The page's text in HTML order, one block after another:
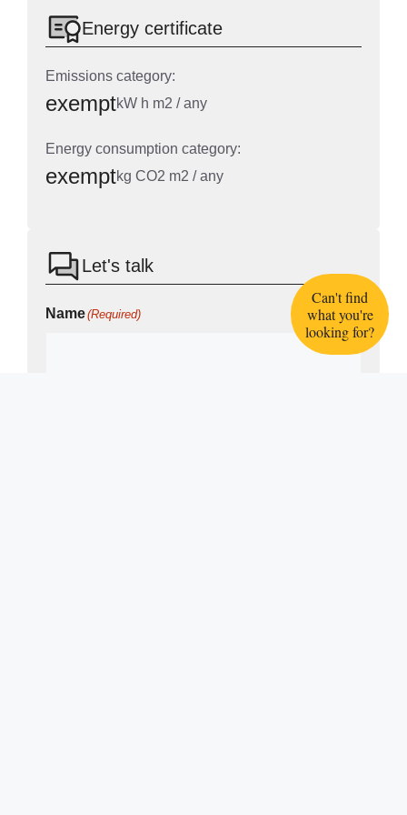
Energy certificate
Emissions category:
exemptkW h m2 / any
Energy consumption category:
exemptkg CO2 m2 / any
Let's talk
Name(Required)
Can't find
what you're
looking for?